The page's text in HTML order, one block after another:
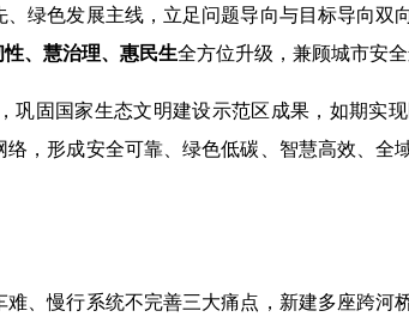
绿色发展主线，立足问题导向与目标导向
、慧治理、惠民生全方位升级，兼顾城市安
巩固国家生态文明建设示范区成果，如期实
，形成安全可靠、绿色低碳、智慧高效、
难、慢行系统不完善三大痛点，新建多座跨